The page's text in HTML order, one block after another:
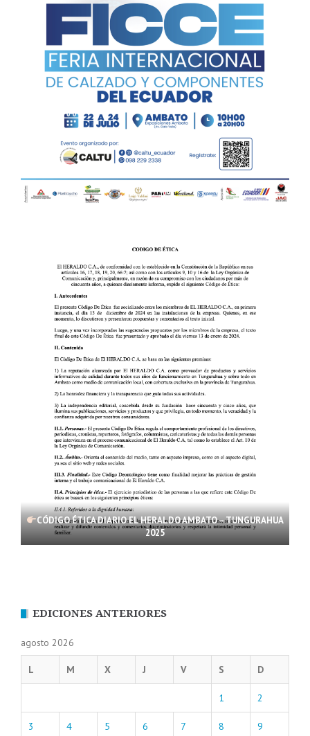
CÓDIGO ÉTICA DIARIO EL HERALDO AMBATO – TUNGURAHUA
2025
EDICIONES ANTERIORES
agosto 2026
L M X J V S D
1 2
3 4 5 6 7 8 9